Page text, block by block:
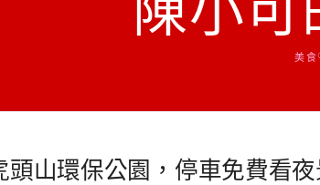
陳小
美
頭山環保公園，停車免費看